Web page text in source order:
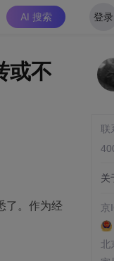
AI 搜索 登录
或不
了。作为经
联
关
北